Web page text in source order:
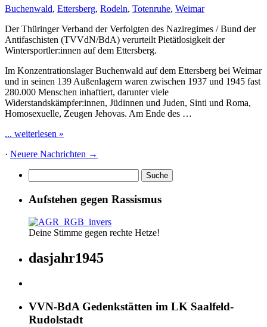
Buchenwald, Ettersberg, Rodeln, Totenruhe, Weimar
Der Thüringer Verband der Verfolgten des Naziregimes / Bund der
Antifaschisten (TVVdN/BdA) verurteilt Pietätlosigkeit der
Wintersportler:innen auf dem Ettersberg.
Im Konzentrationslager Buchenwald auf dem Ettersberg bei Weimar
und in seinen 139 Außenlagern waren zwischen 1937 und 1945 fast
280.000 Menschen inhaftiert, darunter viele
Widerstandskämpfer:innen, Jüdinnen und Juden, Sinti und Roma,
Homosexuelle, Zeugen Jehovas. Am Ende des …
... weiterlesen »
· Neuere Nachrichten →
Aufstehen gegen Rassismus
Deine Stimme gegen rechte Hetze!
dasjahr1945
VVN-BdA Gedenkstätten im LK Saalfeld-
Rudolstadt